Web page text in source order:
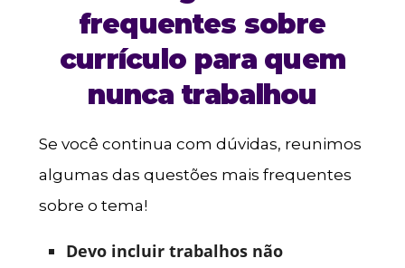
frequentes sobre
currículo para quem
nunca trabalhou
Se você continua com dúvidas, reunimos
algumas das questões mais frequentes
sobre o tema!
Devo incluir trabalhos não